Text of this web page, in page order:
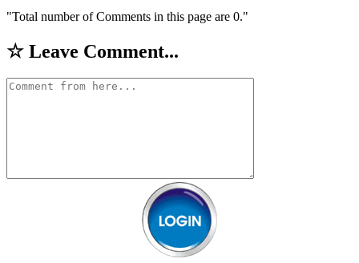
Total number of Comments in this page are 0.
☆ Leave Comment...